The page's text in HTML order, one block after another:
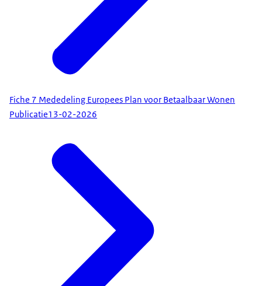
Fiche 7 Mededeling Europees Plan voor Betaalbaar Wonen
Publicatie13-02-2026